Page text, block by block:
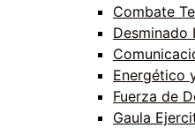
Combate
Desminado
Energético
Fuerza de
Gaula